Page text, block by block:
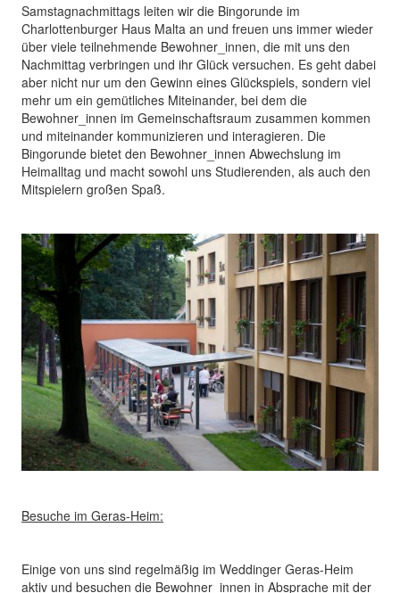
Samstagnachmittags leiten wir die Bingorunde im
Charlottenburger Haus Malta an und freuen uns immer wieder
über viele teilnehmende Bewohner_innen, die mit uns den
Nachmittag verbringen und ihr Glück versuchen. Es geht dabei
aber nicht nur um den Gewinn eines Glückspiels, sondern viel
mehr um ein gemütliches Miteinander, bei dem die
Bewohner_innen im Gemeinschaftsraum zusammen kommen
und miteinander kommunizieren und interagieren. Die
Bingorunde bietet den Bewohner_innen Abwechslung im
Heimalltag und macht sowohl uns Studierenden, als auch den
Mitspielern großen Spaß.
Besuche im Geras-Heim:
Einige von uns sind regelmäßig im Weddinger Geras-Heim
aktiv und besuchen die Bewohner_innen in Absprache mit der